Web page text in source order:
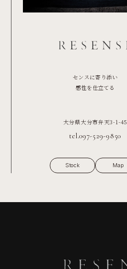
センスに寄り添い
感性を仕立てる
大分県大分市弁天3-1-45
tel.097-529-9850
Stock Map